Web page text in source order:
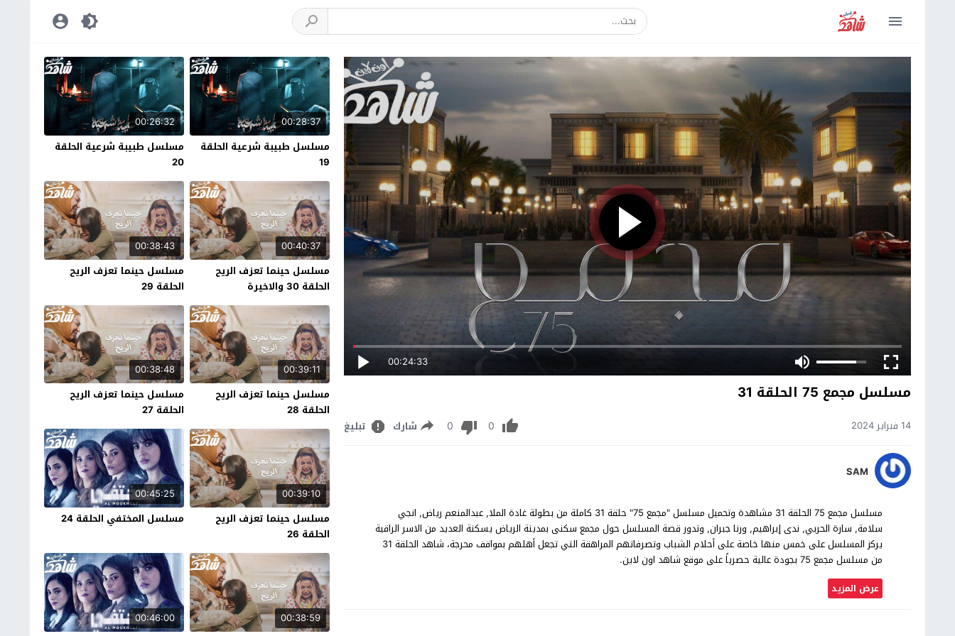
00:24:33
مسلسل مجمع 75 الحلقة 31
14 فبراير 2024 0
0 شارك تبليغ
SAM
مسلسل مجمع 75 الحلقة 31 مشاهدة وتحميل مسلسل "مجمع 75" حلقة 31 كاملة من بطولة غادة الملا, عبدالمنعم رياض, انجي
سلامة, سارة الحربي, ندى إبراهيم, ورنا جبران, وتدور قصة المسلسل حول مجمع سكنى بمدينة الرياض يسكنة العديد من الاسر الراقية
يركز المسلسل على خمس منها خاصة على أحلام الشباب وتصرفاتهم المراهقة التي تجعل أهلهم بمواقف محرجة، شاهد الحلقة 31
من مسلسل مجمع 75 بجودة عالية حصرياً على موقع شاهد اون لاين.
عرض المزيد
00:28:37
مسلسل طبيبة شرعية الحلقة
19
00:26:32
مسلسل طبيبة شرعية الحلقة
20
00:40:37
مسلسل حينما تعزف الريح
الحلقة 30 والاخيرة
00:38:43
مسلسل حينما تعزف الريح
الحلقة 29
00:39:11
مسلسل حينما تعزف الريح
الحلقة 28
00:38:48
مسلسل حينما تعزف الريح
الحلقة 27
00:39:10
مسلسل حينما تعزف الريح
الحلقة 26
00:45:25
مسلسل المختفي الحلقة 24
00:38:59
00:46:00